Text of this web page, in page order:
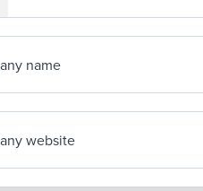
name
website